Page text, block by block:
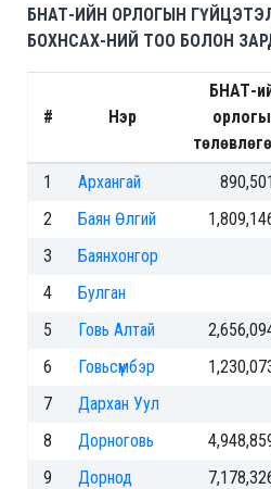
БНАТ-ИЙН ОРЛОГЫН
БОХНСАХ-НИЙ ТОО БОЛОН
# Нэр
БНАТ-
1
Архангай
2
Баян Өлгий
3
Баянхонгор
4
Булган
5
Говь Алтай
6
Говьсүмбэр
7
Дархан Уул
8
Дорноговь
9
Дорнод